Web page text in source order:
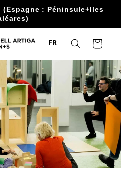
(Espagne : Péninsule+Iles
FR Chariot